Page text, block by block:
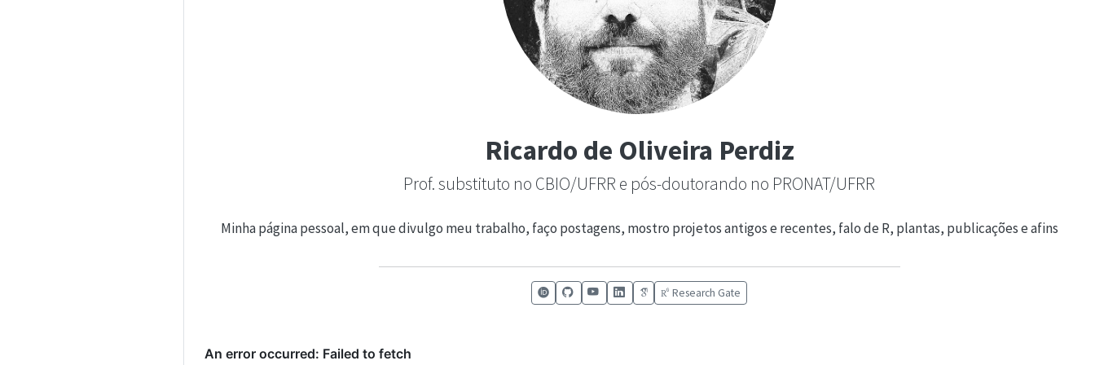
Ricardo de Oliveira Perdiz
Prof. substituto no CBIO/UFRR e pós-doutorando no PRONAT/UFRR
Minha página pessoal, em que divulgo meu trabalho, faço postagens, mostro projetos antigos e recentes, falo de R, plantas, publicações e afins
Research Gate